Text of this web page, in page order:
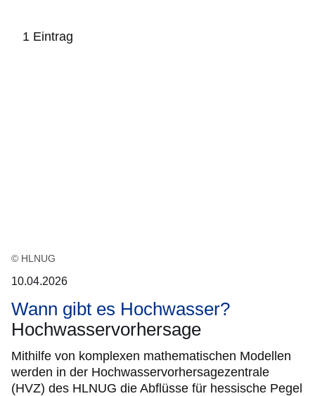
1 Eintrag
© HLNUG
10.04.2026
Wann gibt es Hochwasser?
Hochwasservorhersage
Mithilfe von komplexen mathematischen Modellen
werden in der Hochwasservorhersagezentrale
(HVZ) des HLNUG die Abflüsse für hessische Pegel